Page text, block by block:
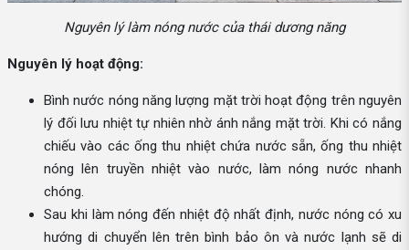
Nguyên lý làm nóng nước của thái dương năng
Nguyên lý hoạt động:
Bình nước nóng năng lượng mặt trời hoạt động trên nguyên
lý đối lưu nhiệt tự nhiên nhờ ánh nắng mặt trời. Khi có nắng
chiếu vào các ống thu nhiệt chứa nước sẵn, ống thu nhiệt
nóng lên truyền nhiệt vào nước, làm nóng nước nhanh
chóng.
Sau khi làm nóng đến nhiệt độ nhất định, nước nóng có xu
hướng di chuyển lên trên bình bảo ôn và nước lạnh sẽ di